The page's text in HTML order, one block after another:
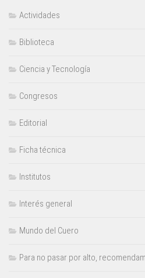
Actividades
Biblioteca
Ciencia y Tecnología
Congresos
Editorial
Ficha técnica
Institutos
Interés general
Mundo del Cuero
Para no pasar por alto,